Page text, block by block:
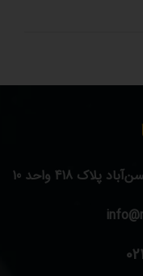
418 واحد 10